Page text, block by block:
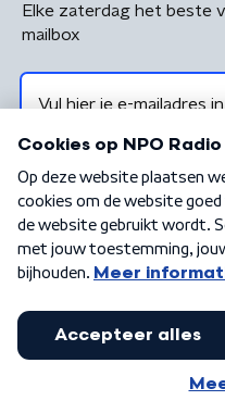
Elke zaterdag het beste
mailbox
Algemene voorwaarden